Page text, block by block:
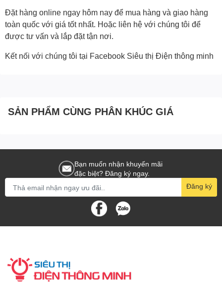
Đặt hàng online ngay hôm nay để mua hàng và giao hàng
toàn quốc với giá tốt nhất. Hoặc liên hệ với chúng tôi để
được tư vấn và lắp đặt tận nơi.
Kết nối với chúng tôi tại Facebook Siêu thị Điện thông minh
SẢN PHẨM CÙNG PHÂN KHÚC GIÁ
Bạn muốn nhận khuyến mãi
đặc biệt? Đăng ký ngay.
Đăng ký